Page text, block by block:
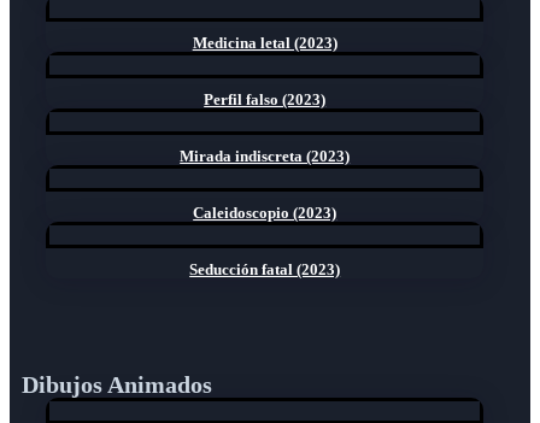
Medicina letal (2023)
Perfil falso (2023)
Mirada indiscreta (2023)
Caleidoscopio (2023)
Seducción fatal (2023)
Dibujos Animados